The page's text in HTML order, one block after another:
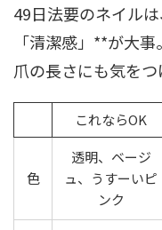
49日法要のネイル
「清潔感」**が大
爪の長さにも気をつ
これならOK
色
透明、ベージ
ュ、うすーいピ
ンク